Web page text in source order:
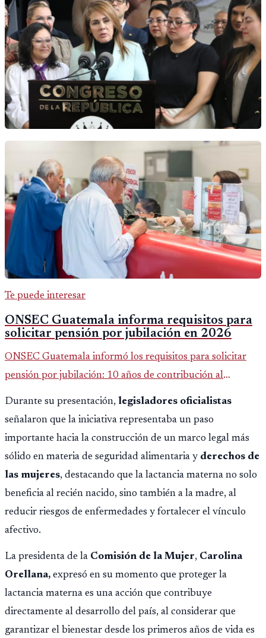
Te puede interesar
ONSEC Guatemala informa requisitos para
solicitar pensión por jubilación en 2026
ONSEC Guatemala informó los requisitos para solicitar
pensión por jubilación: 10 años de contribución al
Montepío y 50 años de edad, o 20 años de servicio sin
importar edad.
Durante su presentación, legisladores oficialistas
señalaron que la iniciativa representaba un paso
importante hacia la construcción de un marco legal más
sólido en materia de seguridad alimentaria y derechos de
las mujeres, destacando que la lactancia materna no solo
beneficia al recién nacido, sino también a la madre, al
reducir riesgos de enfermedades y fortalecer el vínculo
afectivo.
La presidenta de la Comisión de la Mujer, Carolina
Orellana, expresó en su momento que proteger la
lactancia materna es una acción que contribuye
directamente al desarrollo del país, al considerar que
garantizar el bienestar desde los primeros años de vida es